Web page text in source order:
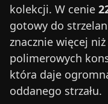
kolekcji. W cenie
gotowy do
znacznie więcej
polimerowych
która daje
oddanego strzału.